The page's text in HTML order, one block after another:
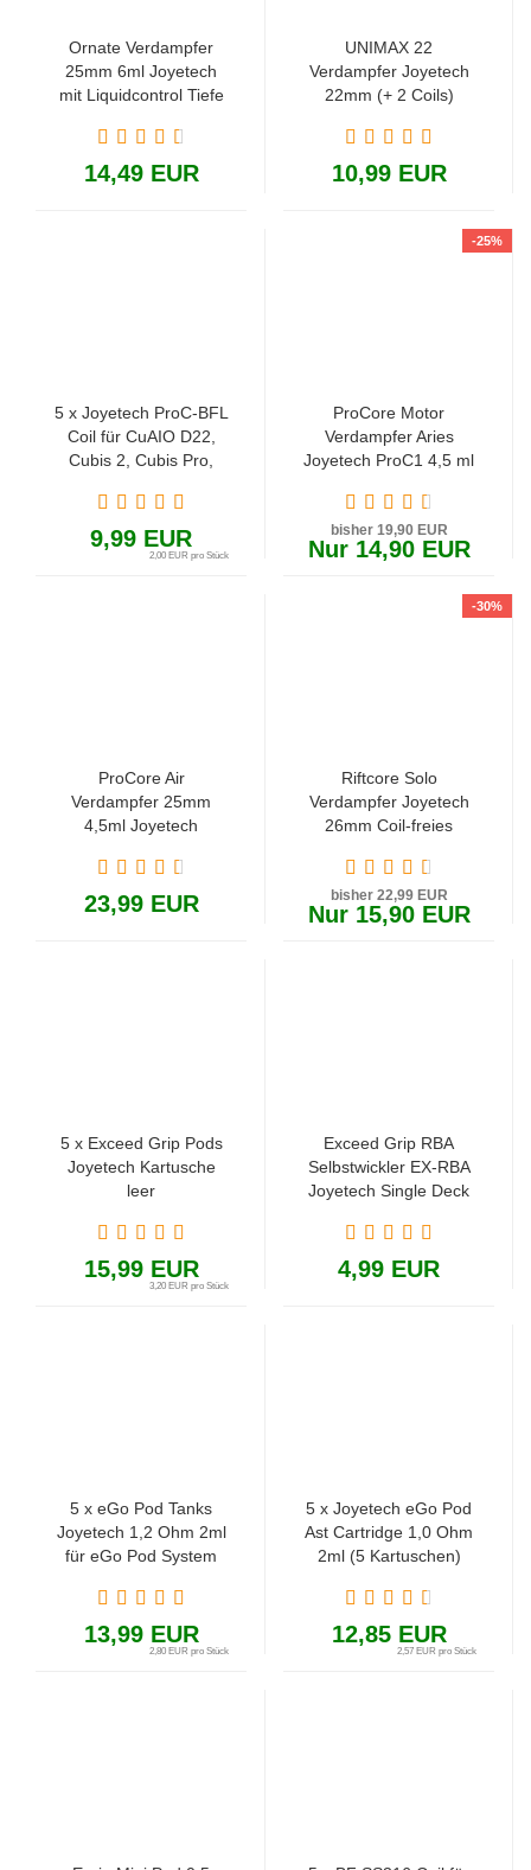
Ornate Verdampfer
25mm 6ml Joyetech
mit Liquidcontrol Tiefe
14,49 EUR
UNIMAX 22
Verdampfer Joyetech
22mm (+ 2 Coils)
10,99 EUR
5 x Joyetech ProC-BFL
Coil für CuAIO D22,
Cubis 2, Cubis Pro,
9,99 EUR
2,00 EUR pro Stück
-25%
ProCore Motor
Verdampfer Aries
Joyetech ProC1 4,5 ml
bisher 19,90 EUR
Nur 14,90 EUR
ProCore Air
Verdampfer 25mm
4,5ml Joyetech
23,99 EUR
-30%
Riftcore Solo
Verdampfer Joyetech
26mm Coil-freies
Heizplatte
bisher 22,99 EUR
Nur 15,90 EUR
5 x Exceed Grip Pods
Joyetech Kartusche
leer
15,99 EUR
3,20 EUR pro Stück
Exceed Grip RBA
Selbstwickler EX-RBA
Joyetech Single Deck
4,99 EUR
5 x eGo Pod Tanks
Joyetech 1,2 Ohm 2ml
für eGo Pod System
13,99 EUR
2,80 EUR pro Stück
5 x Joyetech eGo Pod
Ast Cartridge 1,0 Ohm
2ml (5 Kartuschen)
12,85 EUR
2,57 EUR pro Stück